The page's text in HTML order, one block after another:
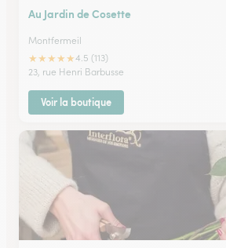
Au Jardin de Cosette
Montfermeil
★★★★★4.5 (113)
23, rue Henri Barbusse
Voir la boutique